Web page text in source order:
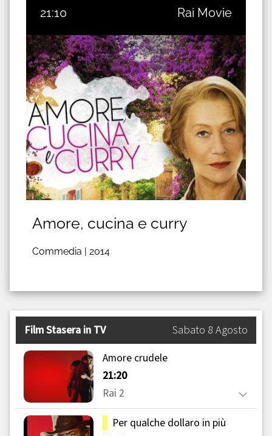
21:10 Rai Movie
Amore, cucina e curry
Commedia | 2014